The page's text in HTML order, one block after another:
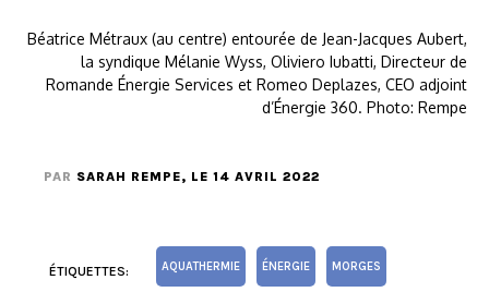
Béatrice Métraux (au centre) entourée de Jean-Jacques Aubert,
la syndique Mélanie Wyss, Oliviero Iubatti, Directeur de
Romande Énergie Services et Romeo Deplazes, CEO adjoint
d’Énergie 360. Photo: Rempe
PAR SARAH REMPE, LE 14 AVRIL 2022
ÉTIQUETTES: AQUATHERMIE ÉNERGIE MORGES